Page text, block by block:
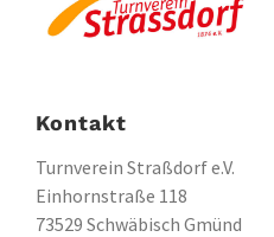
Kontakt
Turnverein Straßdorf e.V.
Einhornstraße 118
73529 Schwäbisch Gmünd